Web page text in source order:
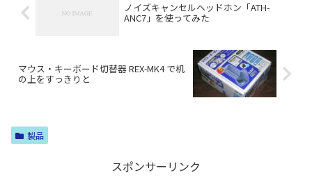
ノイズキャンセルヘッドホン「ATH-
ANC7」を使ってみた
マウス・キーボード切替器 REX-MK4 で机
の上をすっきりと
製品
スポンサーリンク